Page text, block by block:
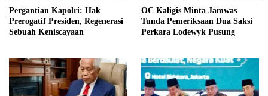
Pergantian Kapolri: Hak
Prerogatif Presiden, Regenerasi
Sebuah Keniscayaan
OC Kaligis Minta Jamwas
Tunda Pemeriksaan Dua Saksi
Perkara Lodewyk Pusung